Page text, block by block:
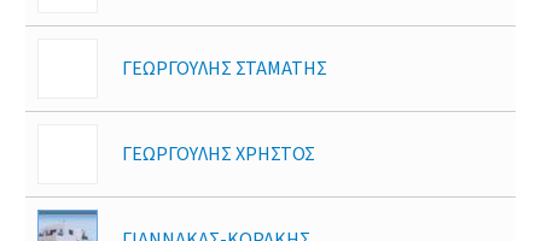
ΓΕΩΡΓΟΥΛΗΣ ΣΤΑΜΑΤΗΣ
ΓΕΩΡΓΟΥΛΗΣ ΧΡΗΣΤΟΣ